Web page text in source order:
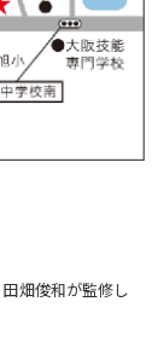
畑俊和が監修し